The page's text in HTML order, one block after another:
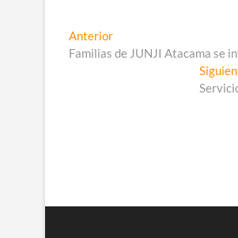
Navegación
de
AnteriorEntrada
anterior:
Familias de JUNJI Atacama se